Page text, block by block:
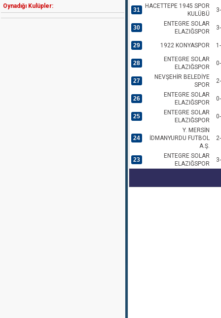
Oynadığı Kulüpler:
31
HACETTEPE 1945 SPOR
KULÜBÜ
30
ENTEGRE SOLAR
ELAZIĞSPOR
29 1922 KONYASPOR
28
ENTEGRE SOLAR
ELAZIĞSPOR
27
NEVŞEHİR BELEDİYE
SPOR
26
ENTEGRE SOLAR
ELAZIĞSPOR
25
ENTEGRE SOLAR
ELAZIĞSPOR
24
Y. MERSİN
İDMANYURDU FUTBOL
A.Ş.
23
ENTEGRE SOLAR
ELAZIĞSPOR